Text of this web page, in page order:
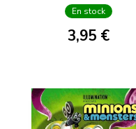
En stock
3,95 €